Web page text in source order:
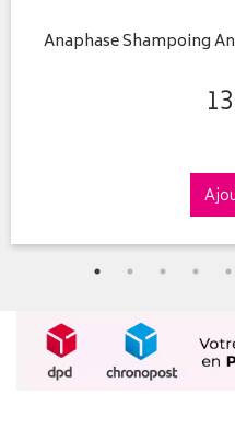
Anaphase Shampoing
13